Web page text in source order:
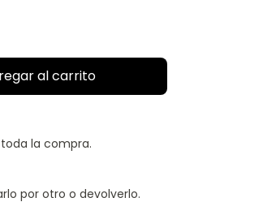
la compra.
por otro o devolverlo.